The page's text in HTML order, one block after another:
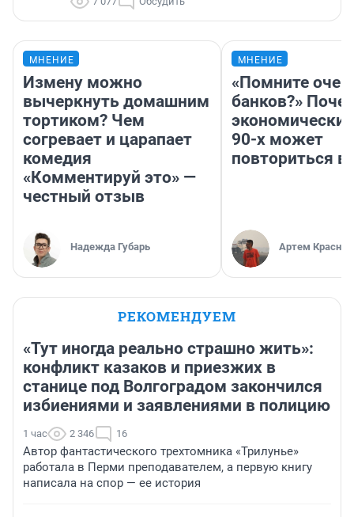
МНЕНИЕ
Измену можно
вычеркнуть домашним
тортиком? Чем
согревает и царапает
комедия
«Комментируй это» —
честный отзыв
Надежда Губарь
МНЕНИЕ
«Помните
банков?»
90-х может
повториться
Артем Краснов
РЕКОМЕНДУЕМ
«Тут иногда реально страшно жить»:
конфликт казаков и приезжих в
станице под Волгоградом закончился
избиениями и заявлениями в полицию
1 час 2 346 16
Автор фантастического трехтомника «Трилунье»
работала в Перми преподавателем, а первую книгу
написала на спор — ее история